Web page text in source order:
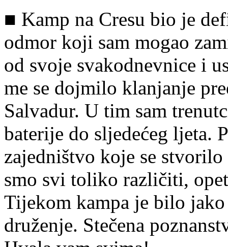
■ Kamp na Cresu bio je
odmor koji sam mogao
od svoje svakodnevnice i
me se dojmilo klanjanje
Salvadur. U tim sam
baterije do sljedećeg ljeta.
zajedništvo koje se
smo svi toliko različiti,
Tijekom kampa je bilo
druženje. Stečena